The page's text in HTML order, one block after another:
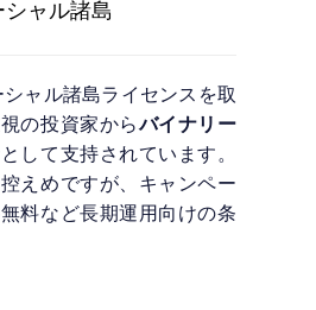
シャル諸島
ャル諸島ライセンスを取
の投資家からバイナリー
して支持されています。
えめですが、キャンペー
料など長期運用向けの条